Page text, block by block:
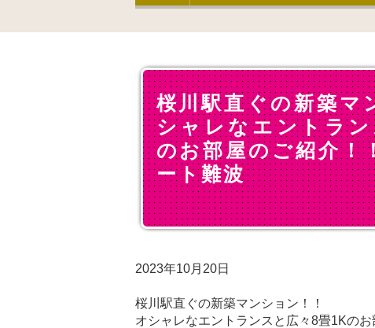
桜川駅直ぐの新築マ
シャレなエントラ
のお部屋のご紹介！
ート難波
2023年10月20日
桜川駅直ぐの新築マンション！！
オシャレなエントランスと広々8畳1Kのお